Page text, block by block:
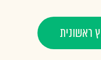
ראשונית